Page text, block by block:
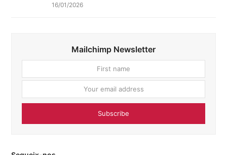
16/01/2026
Mailchimp Newsletter
name
Subscribe